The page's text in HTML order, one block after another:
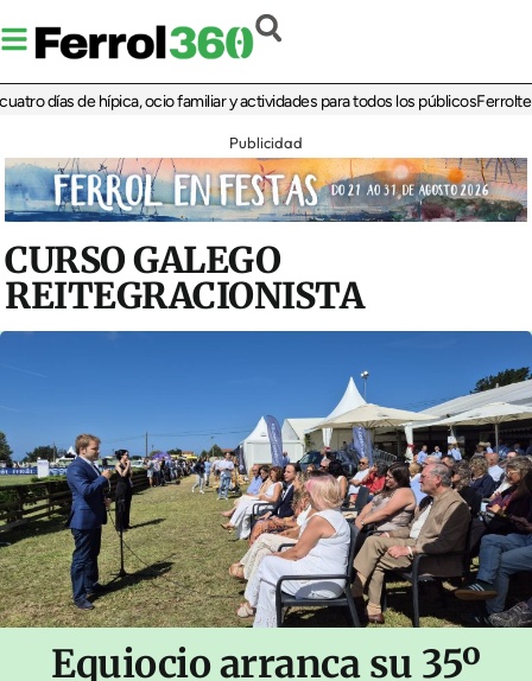
de hípica, ocio familiar y actividades para todos los públicosFerrolterra
Publicidad
CURSO GALEGO
REITEGRACIONISTA
Equiocio arranca su 35º